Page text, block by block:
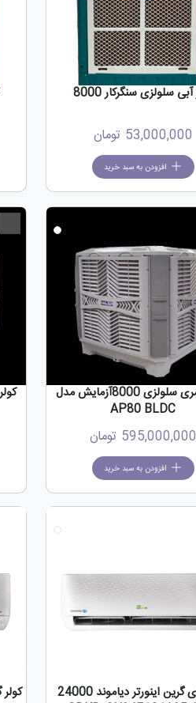
سلولزی سنگرکار 8000
53,000,000 تومان
افزودن به سبد خرید
کولر پلیمری سلولزی 8000آزمایش مدل
AP80 BLDC
595,000,000 تومان
افزودن به سبد خرید
کولر گازی گرین اینورتر دیاموند 24000